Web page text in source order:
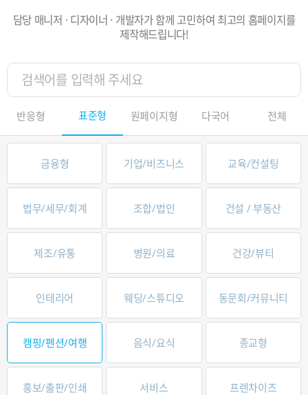
담당 매니저 · 디자이너 · 개발자가 함께 고민하여 최고의 홈페이지를
제작해드립니다!
반응형 표준형 원페이지형 다국어 전체
금융형 기업/비즈니스 교육/컨설팅
법무/세무/회계 조합/법인 건설 / 부동산
제조/유통 병원/의료 건강/뷰티
인테리어 웨딩/스튜디오 동문회/커뮤니티
캠핑/펜션/여행 음식/요식 종교형
홍보/출판/인쇄 서비스 프렌차이즈